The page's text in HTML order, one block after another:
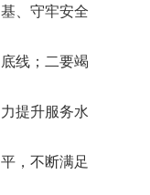
基、守牢安全
底线；二要竭
力提升服务水
平，不断满足